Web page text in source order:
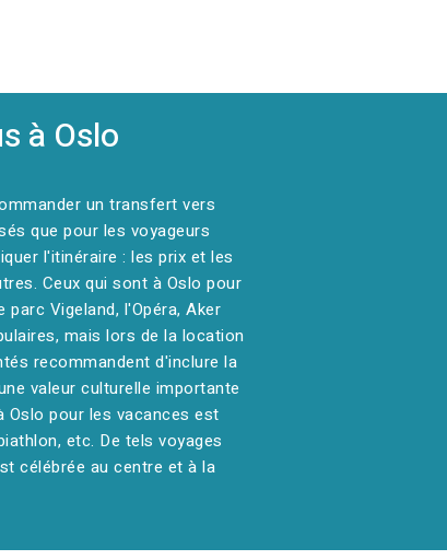
à Oslo
un transfert vers
que pour les voyageurs
l'itinéraire : les prix et les
Ceux qui sont à Oslo pour
Vigeland, l'Opéra, Aker
mais lors de la location
recommandent d'inclure la
valeur culturelle importante
pour les vacances est
etc. De tels voyages
célébrée au centre et à la